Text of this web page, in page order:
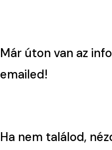
Már úton van az
emailed!
Ha nem találod,